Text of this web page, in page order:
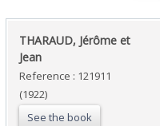
‎THARAUD, Jérôme et
Jean‎
Reference : 121911
(1922)
See the book